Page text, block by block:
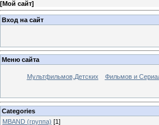
[Мой сайт]
Вход на сайт
Меню сайта
Мультфильмов,Детских Фильмов и
Categories
MBAND (группа) [1]